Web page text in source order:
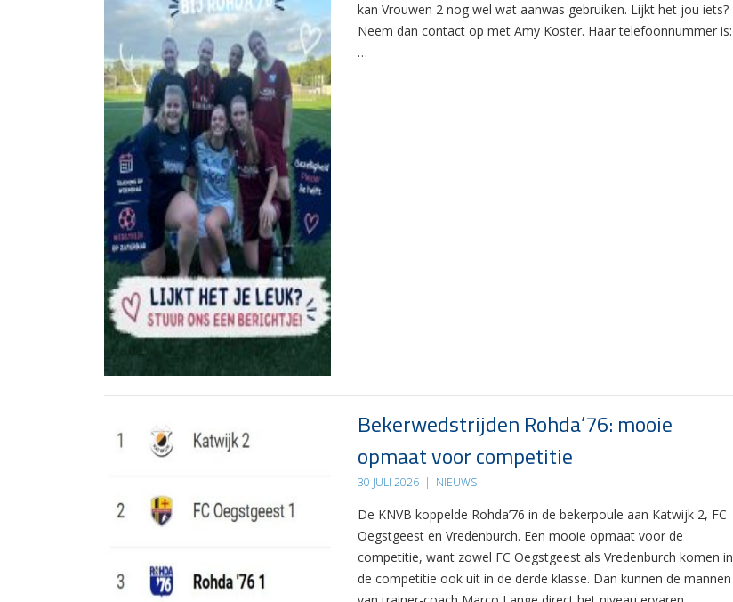
kan Vrouwen 2 nog wel wat aanwas gebruiken. Lijkt het jou iets?
Neem dan contact op met Amy Koster. Haar telefoonnummer is:
…
Bekerwedstrijden Rohda’76: mooie
opmaat voor competitie
30 JULI 2026 | NIEUWS
De KNVB koppelde Rohda’76 in de bekerpoule aan Katwijk 2, FC
Oegstgeest en Vredenburch. Een mooie opmaat voor de
competitie, want zowel FC Oegstgeest als Vredenburch komen in
de competitie ook uit in de derde klasse. Dan kunnen de mannen